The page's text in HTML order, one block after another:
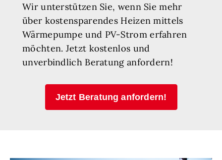
Wir unterstützen Sie, wenn Sie mehr
über kostensparendes Heizen mittels
Wärmepumpe und PV-Strom erfahren
möchten. Jetzt kostenlos und
unverbindlich Beratung anfordern!
Jetzt Beratung anfordern!